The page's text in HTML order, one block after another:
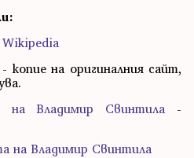
- копие на оригиналния сайт,
на Владимир Свинтила -
на Владимир Свинтила